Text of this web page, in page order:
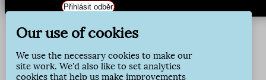
Přihlásit odběr
Our use of cookies
We use the necessary cookies to make our
site work. We'd also like to set analytics
cookies that help us make improvements